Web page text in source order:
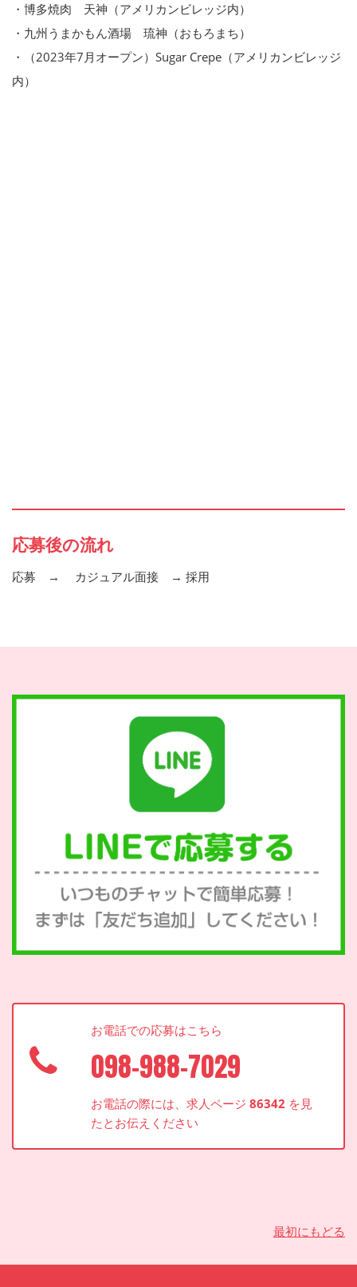
・博多焼肉 天神（アメリカンビレッジ内）
・九州うまかもん酒場 琉神（おもろまち）
・（2023年7月オープン）Sugar Crepe（アメリカンビレッジ
内）
応募後の流れ
応募 → カジュアル面接 → 採用
お電話での応募はこちら
098-988-7029
お電話の際には、求人ページ86342 を見
たとお伝えください
最初にもどる